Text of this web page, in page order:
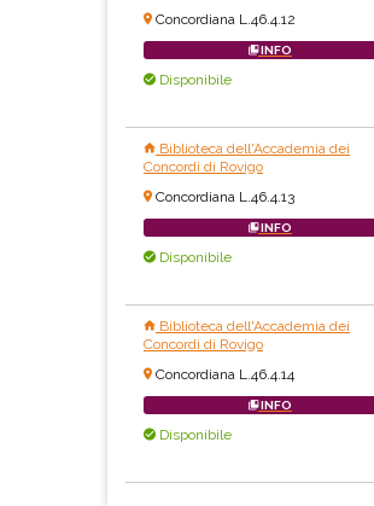
Concordiana L.46.4.12
INFO
Disponibile
Biblioteca dell'Accademia dei
Concordi di Rovigo
Concordiana L.46.4.13
INFO
Disponibile
Biblioteca dell'Accademia dei
Concordi di Rovigo
Concordiana L.46.4.14
INFO
Disponibile